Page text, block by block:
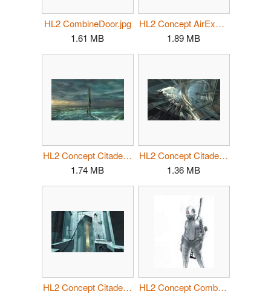
HL2 CombineDoor.jpg
1.61 MB
HL2 Concept AirExchange.jpg
1.89 MB
HL2 Concept Citadel 01.jpg
1.74 MB
HL2 Concept Citadel 02.jpg
1.36 MB
HL2 Concept Citadel 03.jpg
HL2 Concept CombineAssassin.jpg